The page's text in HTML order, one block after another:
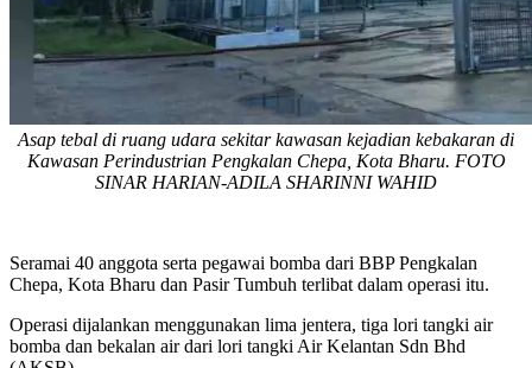
Asap tebal di ruang udara sekitar kawasan kejadian kebakaran di
Kawasan Perindustrian Pengkalan Chepa, Kota Bharu. FOTO
SINAR HARIAN-ADILA SHARINNI WAHID
Seramai 40 anggota serta pegawai bomba dari BBP Pengkalan
Chepa, Kota Bharu dan Pasir Tumbuh terlibat dalam operasi itu.
Operasi dijalankan menggunakan lima jentera, tiga lori tangki air
bomba dan bekalan air dari lori tangki Air Kelantan Sdn Bhd